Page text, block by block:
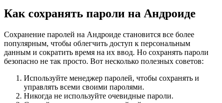
Как сохранять пароли на Андроиде
Сохранение паролей на Андроиде становится все более
популярным, чтобы облегчить доступ к персональным
данным и сократить время на их ввод. Но сохранять пароли
безопасно не так просто. Вот несколько полезных советов:
Используйте менеджер паролей, чтобы сохранять и
управлять всеми своими паролями.
Никогда не используйте очевидные пароли.